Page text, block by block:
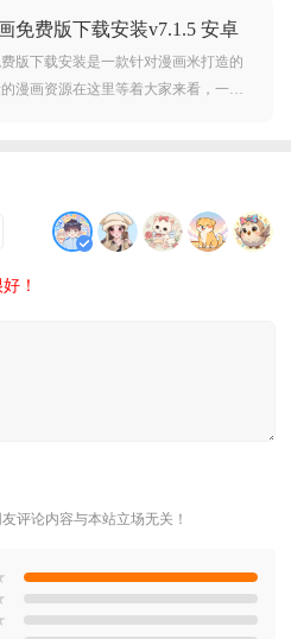
、原创音乐、时尚美妆、搞笑日常、
彩内容，赶快下载安装，轻松在电视
免费版下载安装v7.1.5 安卓
版下载安装是一款针对漫画米打造的
漫画资源在这里等着大家来看，一键
！
评论内容与本站立场无关！